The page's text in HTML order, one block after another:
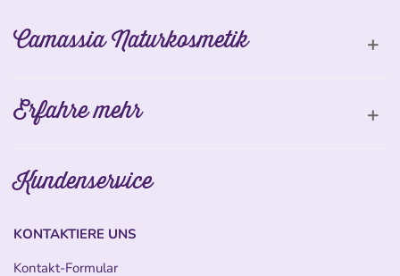
Camassia Naturkosmetik
Erfahre mehr
Kundenservice
KONTAKTIERE UNS
Kontakt-Formular